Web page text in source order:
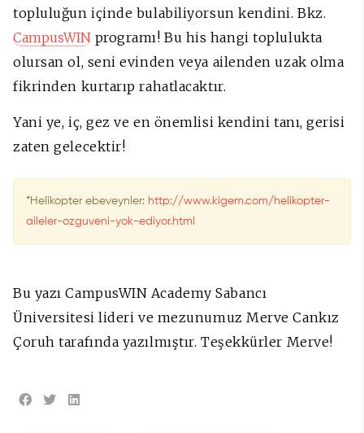
topluluğun içinde bulabiliyorsun kendini. Bkz.
CampusWIN programı! Bu his hangi toplulukta
olursan ol, seni evinden veya ailenden uzak olma
fikrinden kurtarıp rahatlacaktır.
Yani ye, iç, gez ve en önemlisi kendini tanı, gerisi
zaten gelecektir!
*Helikopter ebeveynler: http://www.kigem.com/helikopter-
aileler-ozguveni-yok-ediyor.html
Bu yazı CampusWIN Academy Sabancı
Üniversitesi lideri ve mezunumuz Merve Cankız
Çoruh tarafında yazılmıştır. Teşekkürler Merve!